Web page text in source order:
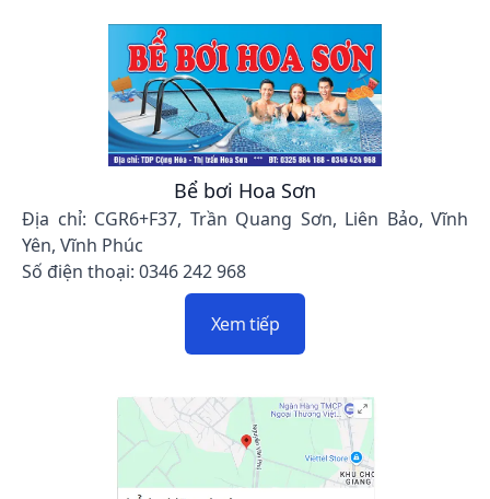
Bể bơi Hoa Sơn
Địa chỉ: CGR6+F37, Trần Quang Sơn, Liên Bảo, Vĩnh
Yên, Vĩnh Phúc
Số điện thoại: 0346 242 968
Xem tiếp